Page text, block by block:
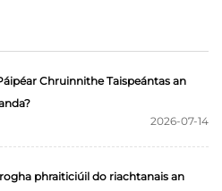
Chruinnithe Taispeántas an
2026-07-14
phraiticiúil do riachtanais an